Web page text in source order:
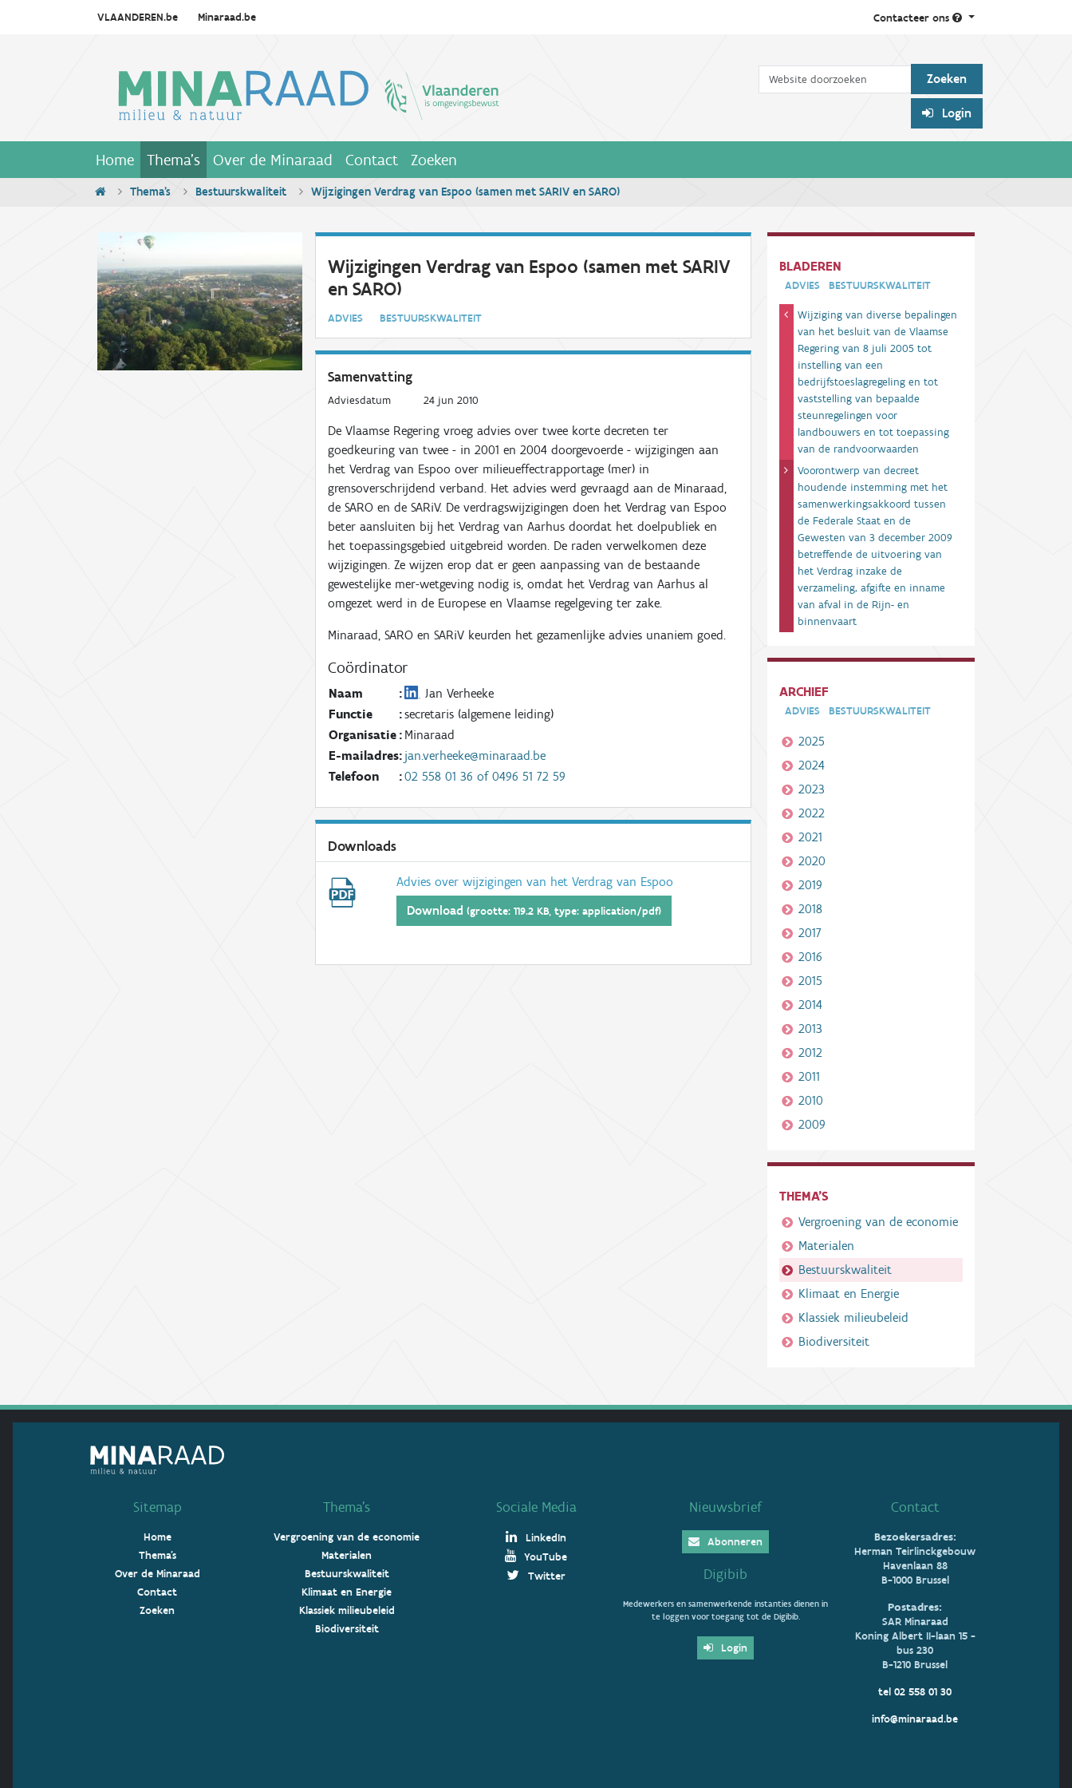
VLAANDEREN.be Minaraad.be Contacteer ons
Zoek
Login
Home Thema's Over de Minaraad Contact Zoeken
Thema's Bestuurskwaliteit Wijzigingen Verdrag van Espoo (samen met SARIV en SARO)
Wijzigingen Verdrag van Espoo (samen met SARIV
en SARO)
ADVIES BESTUURSKWALITEIT
Samenvatting
Adviesdatum 24 jun 2010
De Vlaamse Regering vroeg advies over twee korte decreten ter
goedkeuring van twee - in 2001 en 2004 doorgevoerde - wijzigingen aan
het Verdrag van Espoo over milieueffectrapportage (mer) in
grensoverschrijdend verband. Het advies werd gevraagd aan de Minaraad,
de SARO en de SARiV. De verdragswijzigingen doen het Verdrag van Espoo
beter aansluiten bij het Verdrag van Aarhus doordat het doelpubliek en
het toepassingsgebied uitgebreid worden. De raden verwelkomen deze
wijzigingen. Ze wijzen erop dat er geen aanpassing van de bestaande
gewestelijke mer-wetgeving nodig is, omdat het Verdrag van Aarhus al
omgezet werd in de Europese en Vlaamse regelgeving ter zake.
Minaraad, SARO en SARiV keurden het gezamenlijke advies unaniem goed.
Coördinator
:
Naam
Jan Verheeke
:
Functie
secretaris (algemene leiding)
:
Organisatie Minaraad
:
E-mailadres jan.verheeke@minaraad.be
:
Telefoon 02 558 01 36 of 0496 51 72 59
Downloads
Advies over wijzigingen van het Verdrag van Espoo
Download(grootte: 119.2 KB, type: application/pdf)
BLADEREN
ADVIES BESTUURSKWALITEIT
Wijziging van diverse bepalingen
van het besluit van de Vlaamse
Regering van 8 juli 2005 tot
instelling van een
bedrijfstoeslagregeling en tot
vaststelling van bepaalde
steunregelingen voor
landbouwers en tot toepassing
van de randvoorwaarden
Voorontwerp van decreet
houdende instemming met het
samenwerkingsakkoord tussen
de Federale Staat en de
Gewesten van 3 december 2009
betreffende de uitvoering van
het Verdrag inzake de
verzameling, afgifte en inname
van afval in de Rijn- en
binnenvaart
ARCHIEF
ADVIES BESTUURSKWALITEIT
2025
2024
2023
2022
2021
2020
2019
2018
2017
2016
2015
2014
2013
2012
2011
2010
2009
THEMA'S
Vergroening van de economie
Materialen
Bestuurskwaliteit
Klimaat en Energie
Klassiek milieubeleid
Biodiversiteit
Sitemap
Home
Thema's
Over de Minaraad
Contact
Zoeken
Thema’s
Vergroening van de economie
Materialen
Bestuurskwaliteit
Klimaat en Energie
Klassiek milieubeleid
Biodiversiteit
Sociale Media
LinkedIn
YouTube
Twitter
Nieuwsbrief
Abonneren
Digibib
Medewerkers en samenwerkende instanties dienen in
te loggen voor toegang tot de Digibib.
Login
Contact
Bezoekersadres:
Herman Teirlinckgebouw
Havenlaan 88
B-1000 Brussel
Postadres:
SAR Minaraad
Koning Albert II-laan 15 -
bus 230
B-1210 Brussel
tel 02 558 01 30
info@minaraad.be